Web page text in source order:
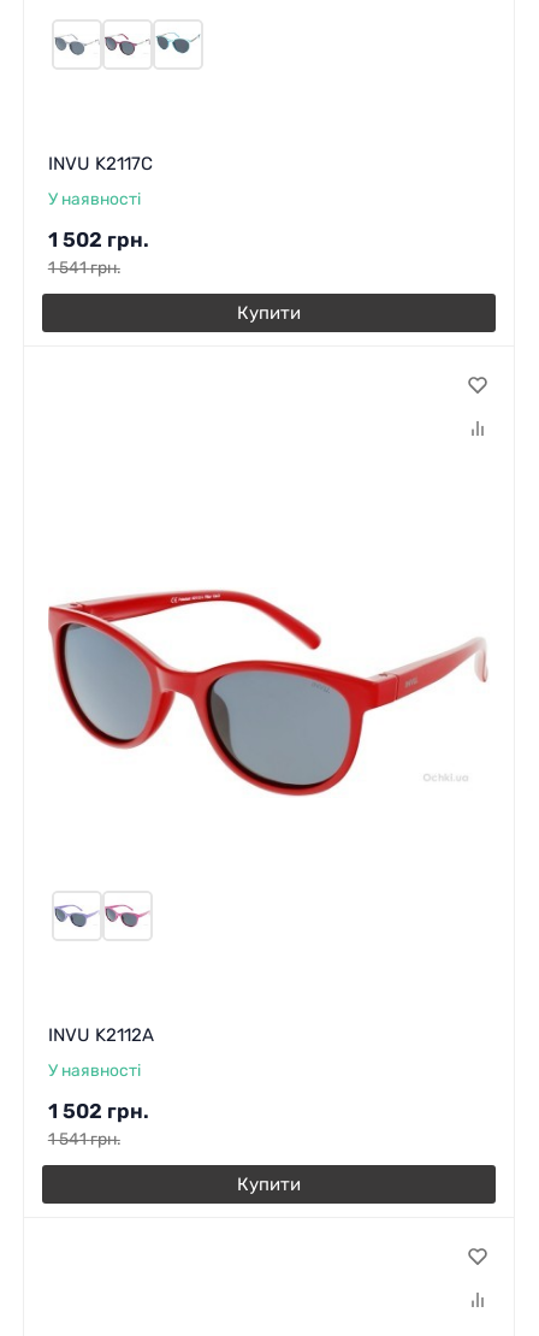
INVU K2117C
У наявності
1 502 грн.
1 541грн.
Купити
INVU K2112A
У наявності
1 502 грн.
1 541грн.
Купити